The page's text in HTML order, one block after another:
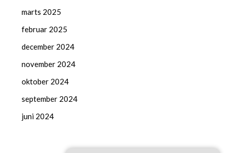
marts 2025
februar 2025
december 2024
november 2024
oktober 2024
september 2024
juni 2024